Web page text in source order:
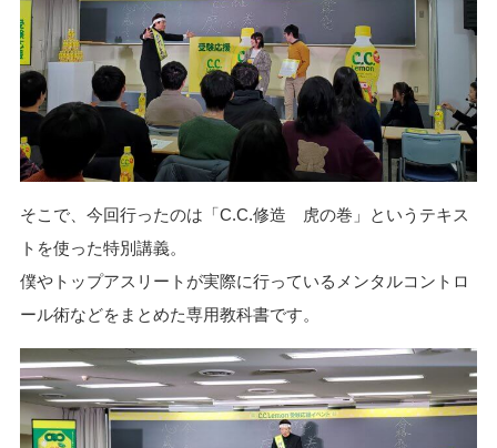
そこで、今回行ったのは「C.C.修造 虎の巻」というテキス
トを使った特別講義。
僕やトップアスリートが実際に行っているメンタルコントロ
ール術などをまとめた専用教科書です。